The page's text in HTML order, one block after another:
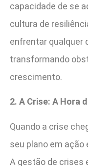
capacidade de se
cultura de
enfrentar qualquer
transformando
crescimento.
2. A Crise: A Hora
Quando a crise
seu plano em ação
A gestão de crises